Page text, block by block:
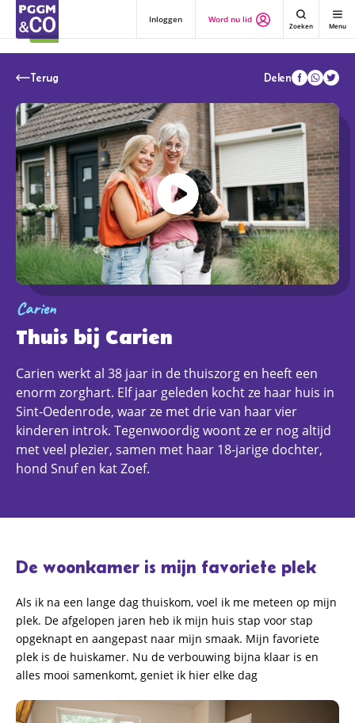
Inloggen Word nu lid
Zoeken Menu
Terug
Delen
Carien
Thuis bij Carien
Carien werkt al 38 jaar in de thuiszorg en heeft een
enorm zorghart. Elf jaar geleden kocht ze haar huis in
Sint-Oedenrode, waar ze met drie van haar vier
kinderen introk. Tegenwoordig woont ze er nog altijd
met veel plezier, samen met haar 18-jarige dochter,
hond Snuf en kat Zoef.
De woonkamer is mijn favoriete plek
Als ik na een lange dag thuiskom, voel ik me meteen op mijn
plek. De afgelopen jaren heb ik mijn huis stap voor stap
opgeknapt en aangepast naar mijn smaak. Mijn favoriete
plek is de huiskamer. Nu de verbouwing bijna klaar is en
alles mooi samenkomt, geniet ik hier elke dag